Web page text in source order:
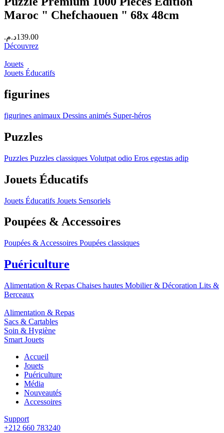
Maroc " Chefchaouen " 68x 48cm
139.00د.م.
Découvrez
Jouets
Jouets Éducatifs
figurines
figurines animaux Dessins animés Super-héros
Puzzles
Puzzles Puzzles classiques Volutpat odio Eros egestas adip
Jouets Éducatifs
Jouets Éducatifs Jouets Sensoriels
Poupées & Accessoires
Poupées & Accessoires Poupées classiques
Puériculture
Alimentation & Repas Chaises hautes Mobilier & Décoration Lits &
Berceaux
Alimentation & Repas
Sacs & Cartables
Soin & Hygiène
Smart Jouets
Accueil
Jouets
Puériculture
Média
Nouveautés
Accessoires
Support
+212 660 783240